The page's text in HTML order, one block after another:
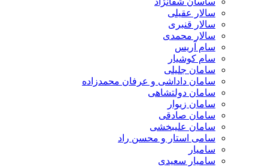
سالار عقیلی
سالار قنبری
سالار محمدی
سام آریس
سام کوشیار
سامان جلیلی
سامان داداشی و عرفان محمدزاده
سامان دولتشاهی
سامان زیوار
سامان صادقی
سامان علیبخشی
سامی استار و محسن راد
سامیار
سامیار سعیدی